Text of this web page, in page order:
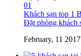
01
Khách sạn top 1
Đặt phòng khách
February, 11 2017